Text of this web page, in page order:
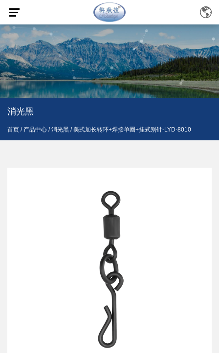
消光黑
首页 / 产品中心 /消光黑 /美式加长转环+焊接单圈+挂式别针-LYD-8010